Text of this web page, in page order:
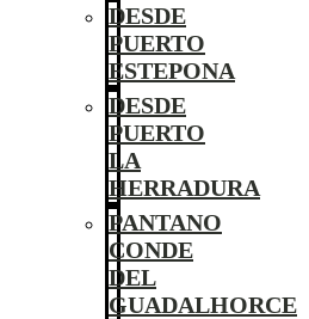
DESDE
PUERTO
ESTEPONA
DESDE
PUERTO
LA
HERRADURA
PANTANO
CONDE
DEL
GUADALHORCE